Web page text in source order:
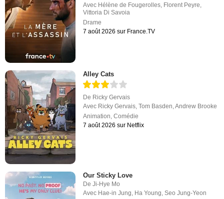
Avec Hélène de Fougerolles Florent Peyre
Vittoria Di Savoia
Drame
7 août 2026 sur France.TV
Alley Cats
De Ricky Gervais
Avec Ricky Gervais,Tom Basden,Andrew Brooke
Animation,Comédie
7 août 2026 sur Netflix
Our Sticky Love
DeJi-Hye Mo
Avec Hae-in Jung, Ha Young,Seo Jung-Yeon